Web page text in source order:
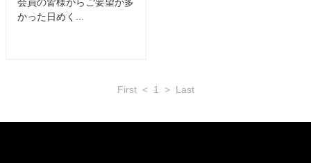
かった日めく...
First < 1 > Last